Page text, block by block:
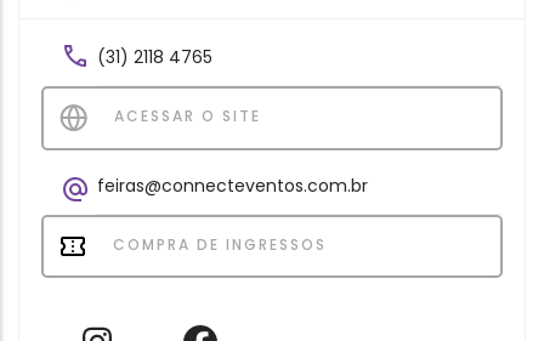
(31) 2118 4765
ACESSAR O SITE
feiras@connecteventos.com.br
COMPRA DE INGRESSOS